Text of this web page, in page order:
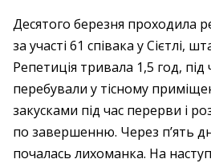
Десятого березня проходила
за участі 61 співака у Сієтлі,
Репетиція тривала 1,5 год, під
перебували у тісному
закусками під час перерви і
по завершенню. Через п’ять
почалась лихоманка. На